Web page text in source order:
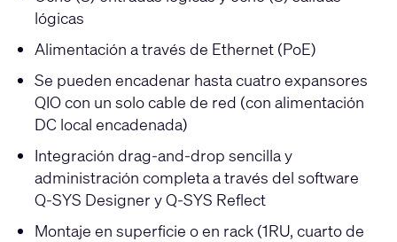
lógicas
Alimentación a través de Ethernet (PoE)
Se pueden encadenar hasta cuatro expansores
QIO con un solo cable de red (con alimentación
DC local encadenada)
Integración drag-and-drop sencilla y
administración completa a través del software
Q-SYS Designer y Q-SYS Reflect
Montaje en superficie o en rack (1RU, cuarto de